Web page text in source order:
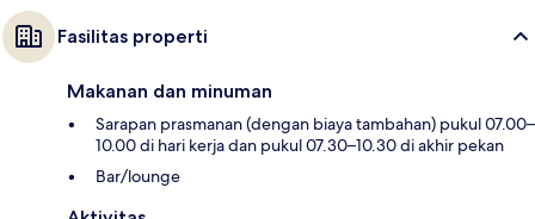
Fasilitas properti
Makanan dan minuman
Sarapan prasmanan (dengan biaya tambahan) pukul 07.00–
10.00 di hari kerja dan pukul 07.30–10.30 di akhir pekan
Bar/lounge